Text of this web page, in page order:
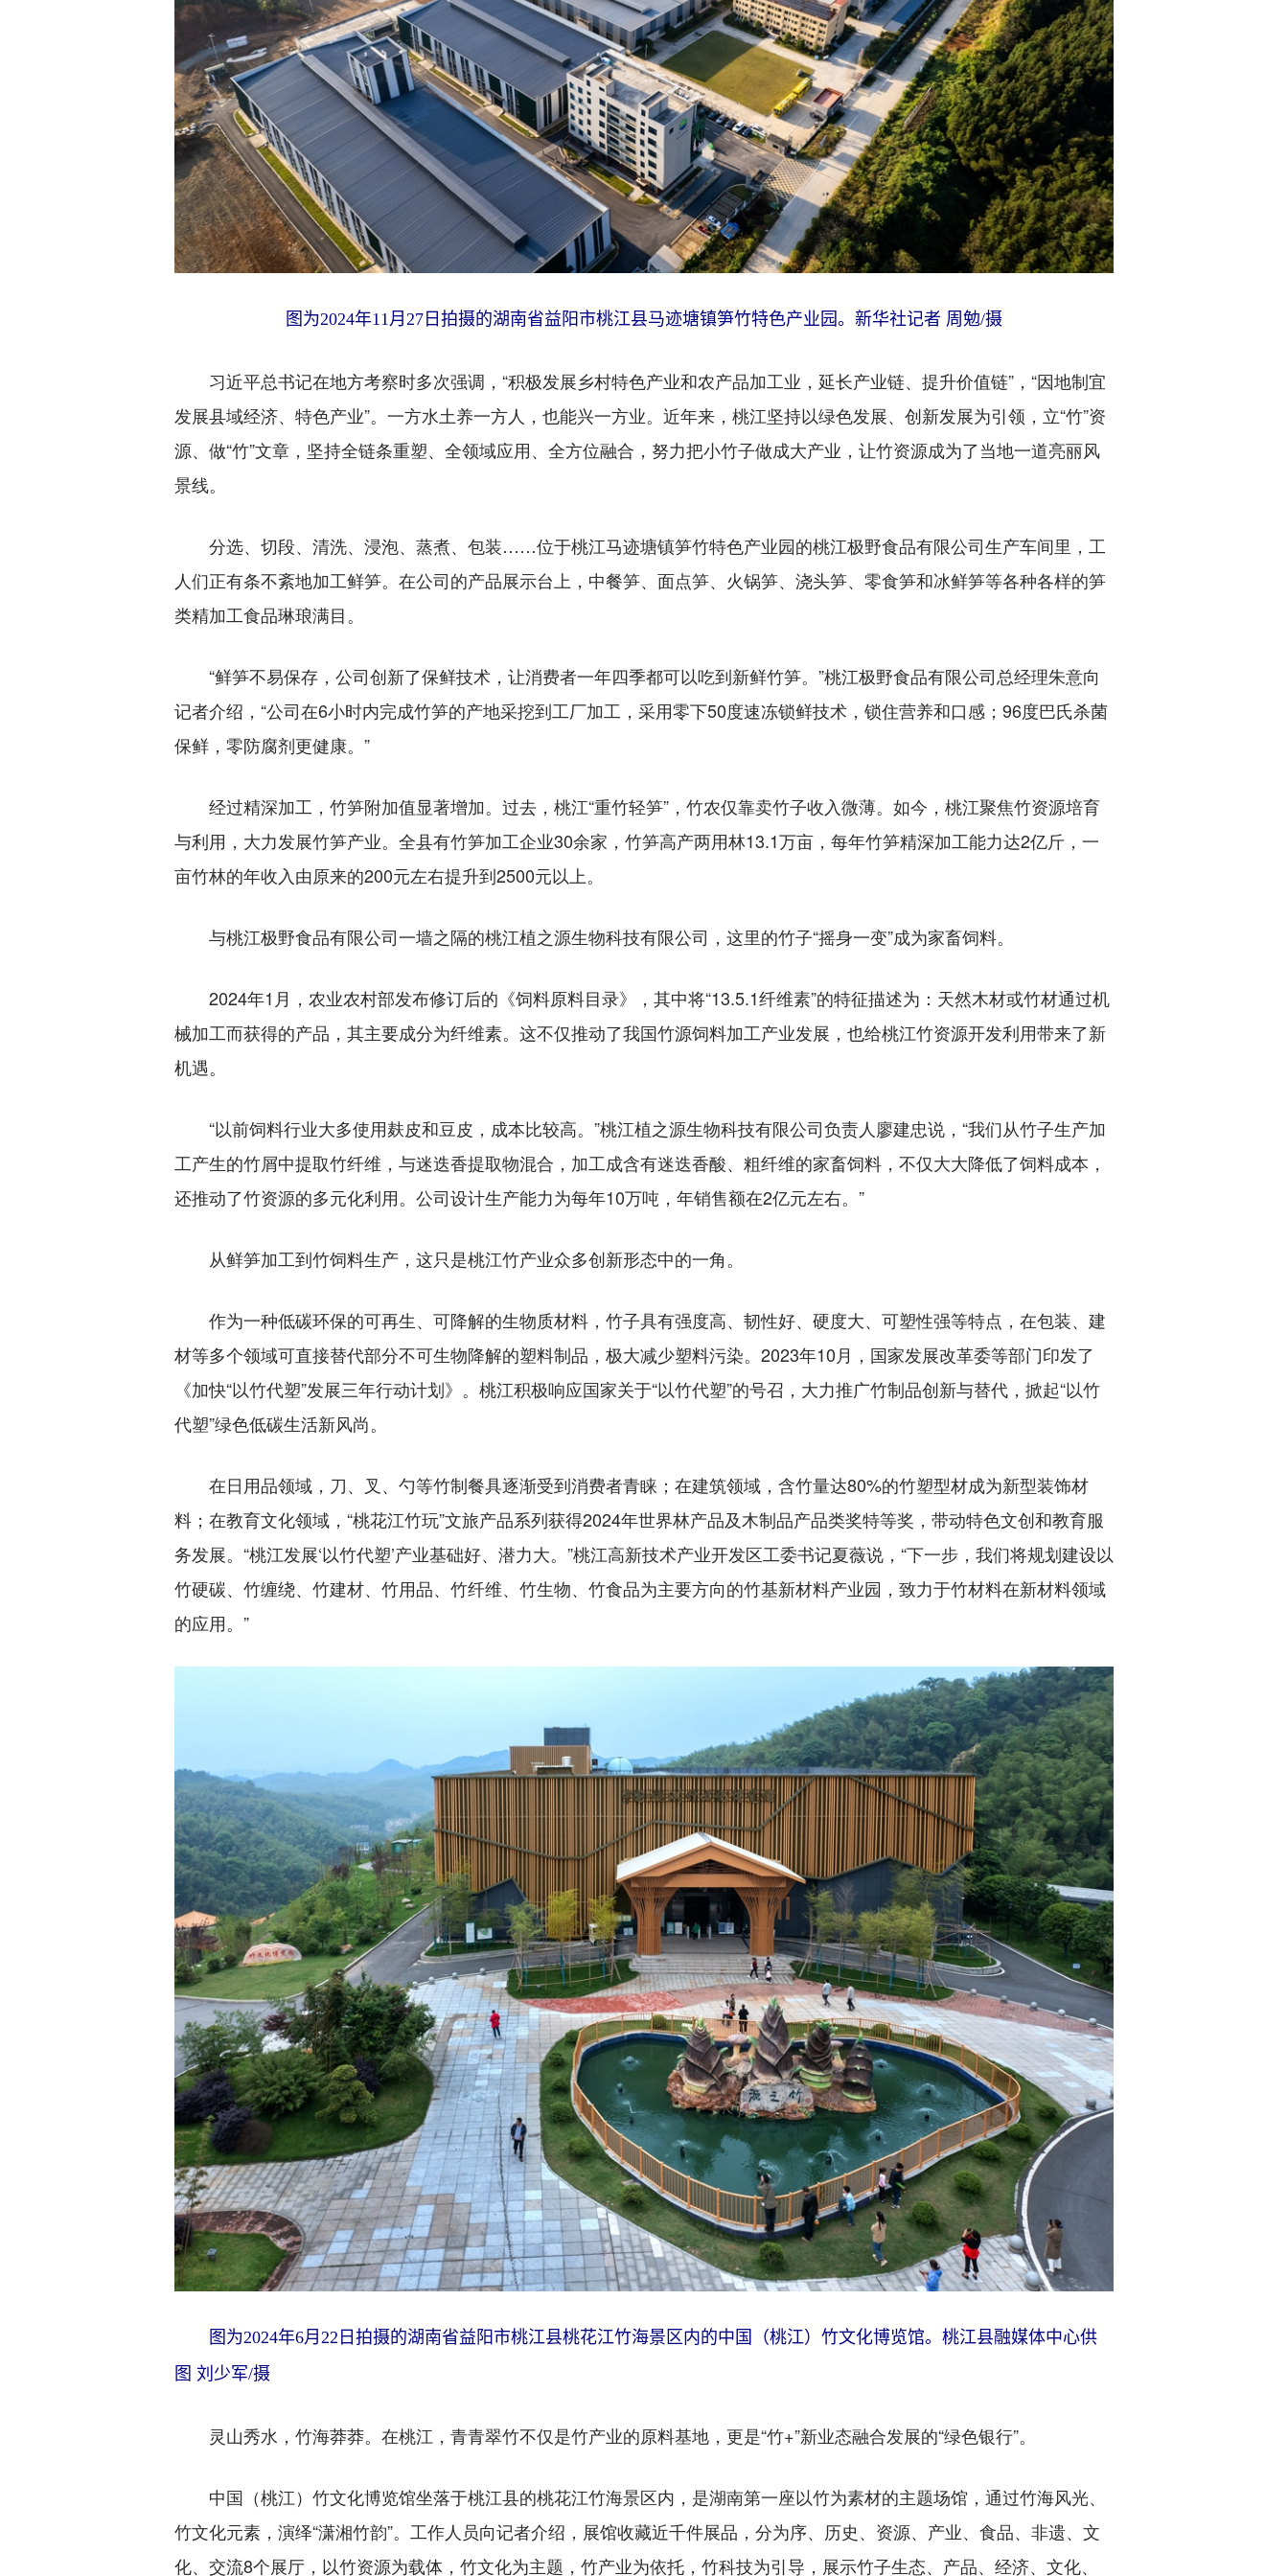
图为2024年11月27日拍摄的湖南省益阳市桃江县马迹塘镇笋竹特色产业园。新华社记者 周勉/摄
习近平总书记在地方考察时多次强调，“积极发展乡村特色产业和农产品加工业，延长产业链、提升价值链”，“因地制宜
发展县域经济、特色产业”。一方水土养一方人，也能兴一方业。近年来，桃江坚持以绿色发展、创新发展为引领，立“竹”资
源、做“竹”文章，坚持全链条重塑、全领域应用、全方位融合，努力把小竹子做成大产业，让竹资源成为了当地一道亮丽风
景线。
分选、切段、清洗、浸泡、蒸煮、包装……位于桃江马迹塘镇笋竹特色产业园的桃江极野食品有限公司生产车间里，工
人们正有条不紊地加工鲜笋。在公司的产品展示台上，中餐笋、面点笋、火锅笋、浇头笋、零食笋和冰鲜笋等各种各样的笋
类精加工食品琳琅满目。
“鲜笋不易保存，公司创新了保鲜技术，让消费者一年四季都可以吃到新鲜竹笋。”桃江极野食品有限公司总经理朱意向
记者介绍，“公司在6小时内完成竹笋的产地采挖到工厂加工，采用零下50度速冻锁鲜技术，锁住营养和口感；96度巴氏杀菌
保鲜，零防腐剂更健康。”
经过精深加工，竹笋附加值显著增加。过去，桃江“重竹轻笋”，竹农仅靠卖竹子收入微薄。如今，桃江聚焦竹资源培育
与利用，大力发展竹笋产业。全县有竹笋加工企业30余家，竹笋高产两用林13.1万亩，每年竹笋精深加工能力达2亿斤，一
亩竹林的年收入由原来的200元左右提升到2500元以上。
与桃江极野食品有限公司一墙之隔的桃江植之源生物科技有限公司，这里的竹子“摇身一变”成为家畜饲料。
2024年1月，农业农村部发布修订后的《饲料原料目录》，其中将“13.5.1纤维素”的特征描述为：天然木材或竹材通过机
械加工而获得的产品，其主要成分为纤维素。这不仅推动了我国竹源饲料加工产业发展，也给桃江竹资源开发利用带来了新
机遇。
“以前饲料行业大多使用麸皮和豆皮，成本比较高。”桃江植之源生物科技有限公司负责人廖建忠说，“我们从竹子生产加
工产生的竹屑中提取竹纤维，与迷迭香提取物混合，加工成含有迷迭香酸、粗纤维的家畜饲料，不仅大大降低了饲料成本，
还推动了竹资源的多元化利用。公司设计生产能力为每年10万吨，年销售额在2亿元左右。”
从鲜笋加工到竹饲料生产，这只是桃江竹产业众多创新形态中的一角。
作为一种低碳环保的可再生、可降解的生物质材料，竹子具有强度高、韧性好、硬度大、可塑性强等特点，在包装、建
材等多个领域可直接替代部分不可生物降解的塑料制品，极大减少塑料污染。2023年10月，国家发展改革委等部门印发了
《加快“以竹代塑”发展三年行动计划》。桃江积极响应国家关于“以竹代塑”的号召，大力推广竹制品创新与替代，掀起“以竹
代塑”绿色低碳生活新风尚。
在日用品领域，刀、叉、勺等竹制餐具逐渐受到消费者青睐；在建筑领域，含竹量达80%的竹塑型材成为新型装饰材
料；在教育文化领域，“桃花江竹玩”文旅产品系列获得2024年世界林产品及木制品产品类奖特等奖，带动特色文创和教育服
务发展。“桃江发展‘以竹代塑’产业基础好、潜力大。”桃江高新技术产业开发区工委书记夏薇说，“下一步，我们将规划建设以
竹硬碳、竹缠绕、竹建材、竹用品、竹纤维、竹生物、竹食品为主要方向的竹基新材料产业园，致力于竹材料在新材料领域
的应用。”
图为2024年6月22日拍摄的湖南省益阳市桃江县桃花江竹海景区内的中国（桃江）竹文化博览馆。桃江县融媒体中心供
图 刘少军/摄
灵山秀水，竹海莽莽。在桃江，青青翠竹不仅是竹产业的原料基地，更是“竹+”新业态融合发展的“绿色银行”。
中国（桃江）竹文化博览馆坐落于桃江县的桃花江竹海景区内，是湖南第一座以竹为素材的主题场馆，通过竹海风光、
竹文化元素，演绎“潇湘竹韵”。工作人员向记者介绍，展馆收藏近千件展品，分为序、历史、资源、产业、食品、非遗、文
化、交流8个展厅，以竹资源为载体，竹文化为主题，竹产业为依托，竹科技为引导，展示竹子生态、产品、经济、文化、